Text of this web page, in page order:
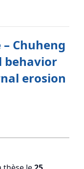
Chuheng
behavior
erosion